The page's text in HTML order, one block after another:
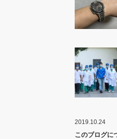
2019.10.24
このブログに